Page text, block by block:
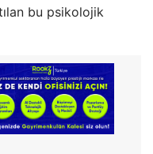
bu psikolojik